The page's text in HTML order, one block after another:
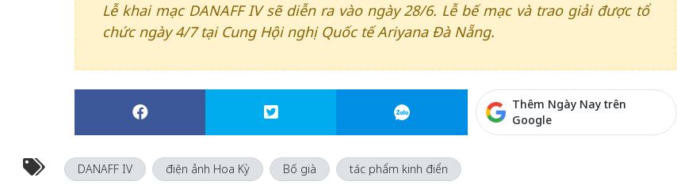
Lễ khai mạc DANAFF IV sẽ diễn ra vào ngày 28/6. Lễ bế mạc và trao giải được tổ
chức ngày 4/7 tại Cung Hội nghị Quốc tế Ariyana Đà Nẵng.
Thêm Ngày Nay trên
Google
DANAFF IV điện ảnh Hoa Kỳ Bố già tác phẩm kinh điển